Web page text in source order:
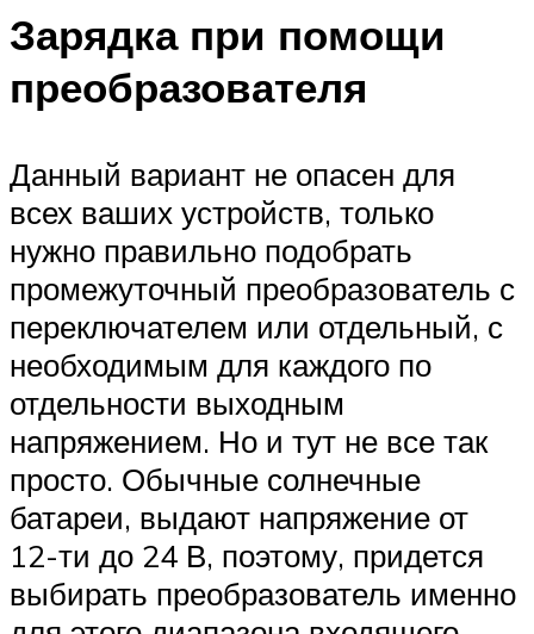
Зарядка при помощи
преобразователя
Данный вариант не опасен для
всех ваших устройств, только
нужно правильно подобрать
промежуточный преобразователь с
переключателем или отдельный, с
необходимым для каждого по
отдельности выходным
напряжением. Но и тут не все так
просто. Обычные солнечные
батареи, выдают напряжение от
12-ти до 24 В, поэтому, придется
выбирать преобразователь именно